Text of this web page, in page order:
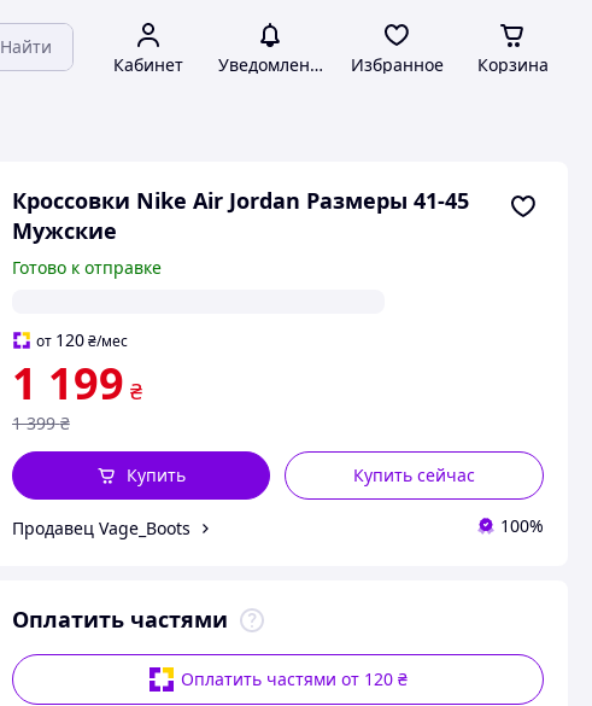
Найти
Кабинет Уведомления Избранное Корзина
Кроссовки Nike Air Jordan Размеры 41-45
Мужские
Готово к отправке
от 120 ₴/мес
1 199 ₴
1 399 ₴
Купить сейчас
Купить
Продавец Vage_Boots 100%
Оплатить частями
Оплатить частями от 120 ₴